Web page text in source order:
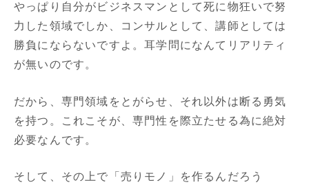
やっぱり自分がビジネスマンとして死に物狂いで努
力した領域でしか、コンサルとして、講師としては
勝負にならないですよ。耳学問になんてリアリティ
が無いのです。
だから、専門領域をとがらせ、それ以外は断る勇気
を持つ。これこそが、専門性を際立たせる為に絶対
必要なんです。
そして、その上で「売りモノ」を作るんだろう